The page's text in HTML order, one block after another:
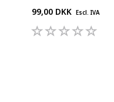
99,00 DKK
Escl. IVA